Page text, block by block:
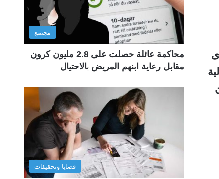
مجتمع
محاكمة عائلة حصلت على 2.8 مليون كرون
مقابل رعاية ابنهم المريض بالاحتيال
قضايا وتحقيقات